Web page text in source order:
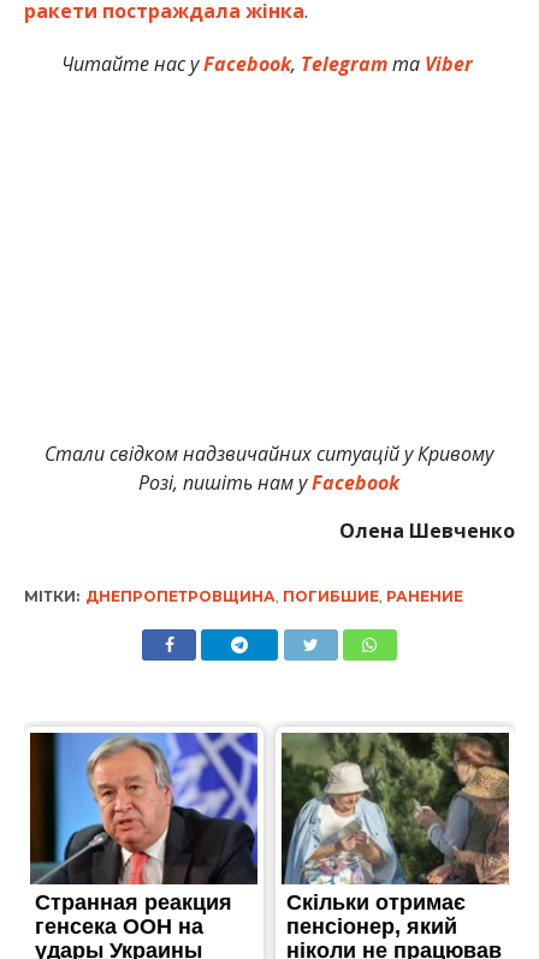
ракети постраждала жінка.
Читайте нас уFacebook, Telegramта Viber
Стали свідком надзвичайних ситуацій у Кривому
Розі, пишіть нам уFacebook
Олена Шевченко
МІТКИ: ДНЕПРОПЕТРОВЩИНА ПОГИБШИЕ, РАНЕНИЕ